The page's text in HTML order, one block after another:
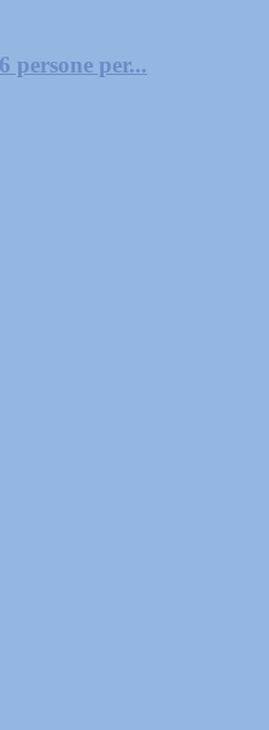
persone per...